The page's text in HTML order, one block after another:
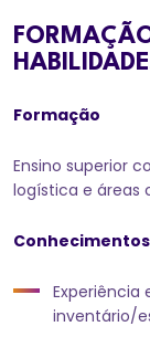
Formação
Ensino superior
logística e áreas
Experiência
inventário/